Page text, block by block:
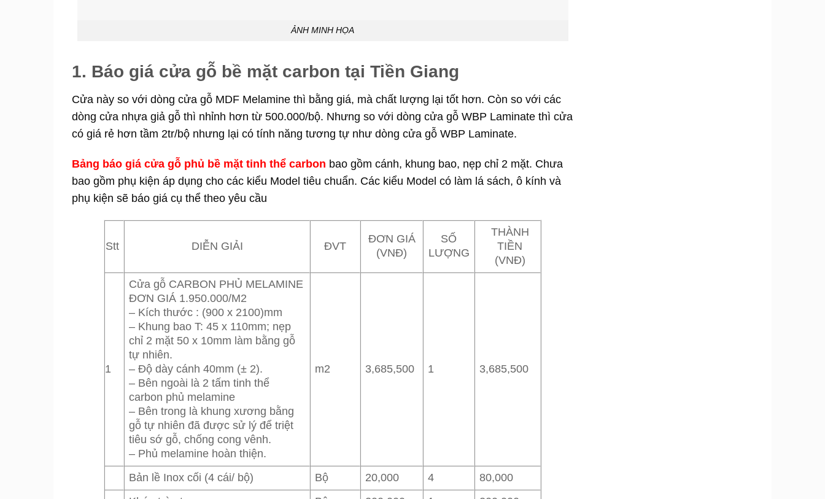
ẢNH MINH HỌA
1. Báo giá cửa gỗ bề mặt carbon tại Tiền Giang
Cửa này so với dòng cửa gỗ MDF Melamine thì bằng giá, mà chất lượng lại tốt hơn. Còn so với các
dòng cửa nhựa giả gỗ thì nhỉnh hơn từ 500.000/bộ. Nhưng so với dòng cửa gỗ WBP Laminate thì cửa
có giá rẻ hơn tầm 2tr/bộ nhưng lại có tính năng tương tự như dòng cửa gỗ WBP Laminate.
Bảng báo giá cửa gỗ phủ bề mặt tinh thể carbon bao gồm cánh, khung bao, nẹp chỉ 2 mặt. Chưa
bao gồm phụ kiện áp dụng cho các kiểu Model tiêu chuẩn. Các kiểu Model có làm lá sách, ô kính và
phụ kiện sẽ báo giá cụ thể theo yêu cầu
Stt DIỄN GIẢI ĐVT
ĐƠN GIÁ
(VNĐ)
SỐ
LƯỢNG
THÀNH
TIỀN
(VNĐ)
1
Cửa gỗ CARBON PHỦ MELAMINE
ĐƠN GIÁ 1.950.000/M2
– Kích thước : (900 x 2100)mm
– Khung bao T: 45 x 110mm; nẹp
chỉ 2 mặt 50 x 10mm làm bằng gỗ
tự nhiên.
– Độ dày cánh 40mm (± 2).
– Bên ngoài là 2 tấm tinh thể
carbon phủ melamine
– Bên trong là khung xương bằng
gỗ tự nhiên đã được sử lý để triệt
tiêu sớ gỗ, chống cong vênh.
– Phủ melamine hoàn thiện.
m2 3,685,500 1 3,685,500
Bản lề Inox cối (4 cái/ bộ) Bộ 20,000 4
80,000